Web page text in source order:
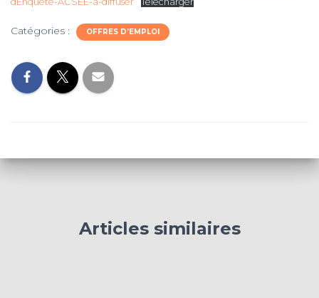
Catégories : OFFRES D’EMPLOI
Articles similaires